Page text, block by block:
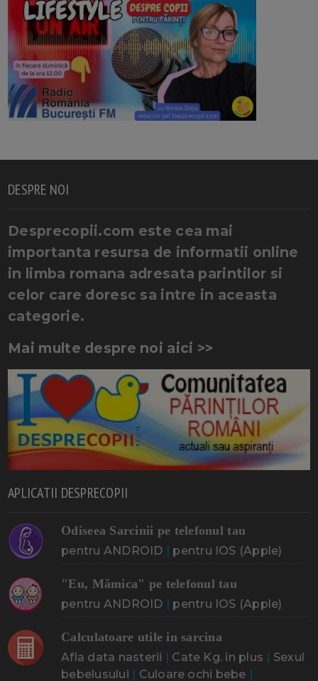
DESPRE NOI
Desprecopii.com este cea mai
importanta resursa de informatii online
in limba romana adresata parintilor si
celor care doresc sa intre in aceasta
categorie.
Mai multe despre noi aici >>
APLICATII DESPRECOPII
Odiseea Sarcinii pe telefonul tau
pentru ANDROID | pentru IOS (Apple)
"Eu, Mămica" pe telefonul tau
pentru ANDROID | pentru IOS (Apple)
Calculatoare utile in sarcina
Afla data nasterii | Cate Kg. in plus | Sexul
bebelusului | Culoare ochi bebe |